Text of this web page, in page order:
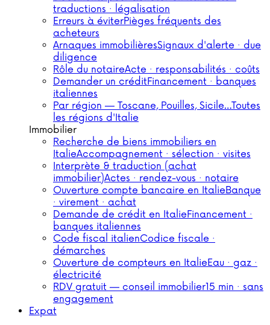
traductions · légalisation
Erreurs à éviterPièges fréquents des
acheteurs
Arnaques immobilièresSignaux d'alerte · due
diligence
Rôle du notaireActe · responsabilités · coûts
Demander un créditFinancement · banques
italiennes
Par région — Toscane, Pouilles, Sicile…Toutes
les régions d'Italie
Immobilier
Recherche de biens immobiliers en
ItalieAccompagnement · sélection · visites
Interprète & traduction (achat
immobilier)Actes · rendez-vous · notaire
Ouverture compte bancaire en ItalieBanque
· virement · achat
Demande de crédit en ItalieFinancement ·
banques italiennes
Code fiscal italienCodice fiscale ·
démarches
Ouverture de compteurs en ItalieEau · gaz ·
électricité
RDV gratuit — conseil immobilier15 min · sans
engagement
Expat